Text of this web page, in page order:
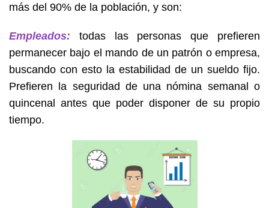
más del 90% de la población, y son:
Empleados: todas las personas que prefieren
permanecer bajo el mando de un patrón o empresa,
buscando con esto la estabilidad de un sueldo fijo.
Prefieren la seguridad de una nómina semanal o
quincenal antes que poder disponer de su propio
tiempo.